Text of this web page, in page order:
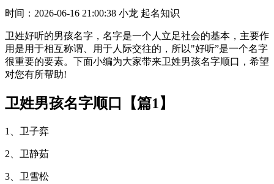
时间： 2026-06-16 21:00:38 小龙 起名知识
卫姓好听的男孩名字，名字是一个人立足社会的基本，主要作
用是用于相互称谓、用于人际交往的，所以"好听”是一个名字
很重要的要素。下面小编为大家带来卫姓男孩名字顺口，希望
对您有所帮助!
卫姓男孩名字顺口【篇1】
1、卫子弈
2、卫静茹
3、卫雪松